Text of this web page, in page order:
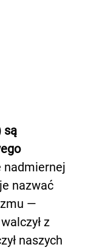
są
nadmiernej
nazwać
—
z
naszych